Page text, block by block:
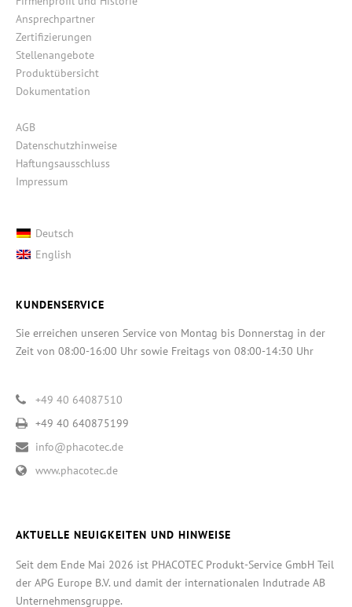
Ansprechpartner
Zertifizierungen
Stellenangebote
Produktübersicht
Dokumentation
AGB
Datenschutzhinweise
Haftungsausschluss
Impressum
Deutsch
English
KUNDENSERVICE
Sie erreichen unseren Service von Montag bis Donnerstag in der
Zeit von 08:00-16:00 Uhr sowie Freitags von 08:00-14:30 Uhr
+49 40 64087510
+49 40 640875199
info@phacotec.de
www.phacotec.de
AKTUELLE NEUIGKEITEN UND HINWEISE
Seit dem Ende Mai 2026 ist PHACOTEC Produkt-Service GmbH Teil
der APG Europe B.V. und damit der internationalen Indutrade AB
Unternehmensgruppe.